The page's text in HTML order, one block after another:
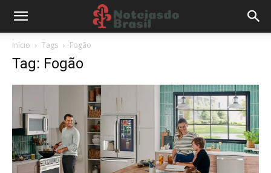
Início Tags Fogão
Tag: Fogão